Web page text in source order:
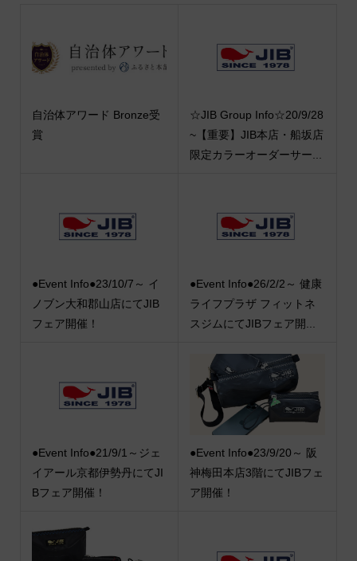
自治体アワード Bronze受
賞
☆JIB Group Info☆20/9/28
~【重要】JIB本店・船坂店
限定カラーオーダーサー...
●Event Info●23/10/7～ イ
ノブン大和郡山店にてJIB
フェア開催！
●Event Info●26/2/2～ 健康
ライフプラザ フィットネ
スジムにてJIBフェア開...
●Event Info●21/9/1～ジェ
イアール京都伊勢丹にてJI
Bフェア開催！
●Event Info●23/9/20～ 阪
神梅田本店3階にてJIBフェ
ア開催！